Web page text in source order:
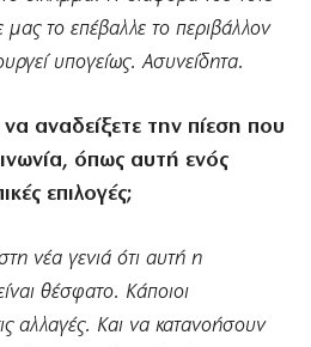
μας το επέβαλλε το περιβάλλον
υπογείως. Ασυνείδητα.
αναδείξετε την πίεση που
όπως αυτή ενός
επιλογές;
νέα γενιά ότι αυτή η
θέσφατο. Κάποιοι
αλλαγές. Και να κατανοήσουν